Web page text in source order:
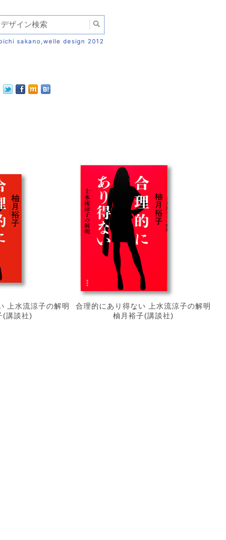
sakano,welle design 2012
上水流涼子の解明
(講談社)
合理的にあり得ない 上水流涼子の解明
柚月裕子(講談社)